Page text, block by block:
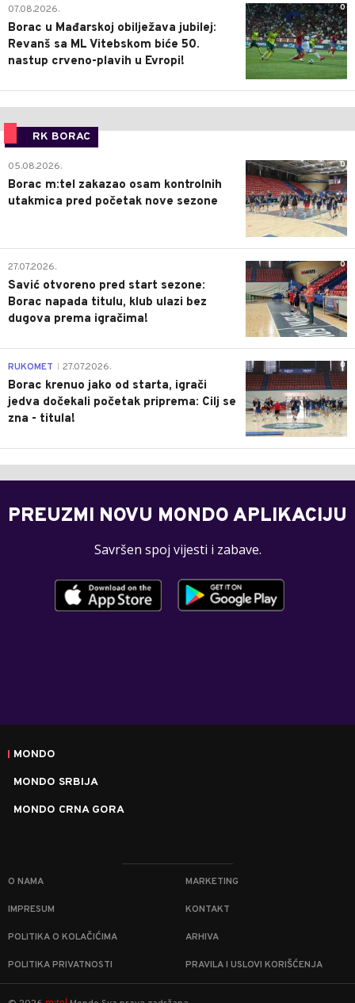
0
07.08.2026.
Borac u Mađarskoj obilježava jubilej:
Revanš sa ML Vitebskom biće 50.
nastup crveno-plavih u Evropi!
RK BORAC
0
05.08.2026.
Borac m:tel zakazao osam kontrolnih
utakmica pred početak nove sezone
0
27.07.2026.
Savić otvoreno pred start sezone:
Borac napada titulu, klub ulazi bez
dugova prema igračima!
0
RUKOMET 27.07.2026.
Borac krenuo jako od starta, igrači
jedva dočekali početak priprema: Cilj se
zna - titula!
PREUZMI NOVU MONDO APLIKACIJU
Savršen spoj vijesti i zabave.
MONDO
MONDO SRBIJA
MONDO CRNA GORA
O NAMA MARKETING
IMPRESUM KONTAKT
POLITIKA O KOLAČIĆIMA ARHIVA
POLITIKA PRIVATNOSTI PRAVILA I USLOVI KORIŠĆENJA